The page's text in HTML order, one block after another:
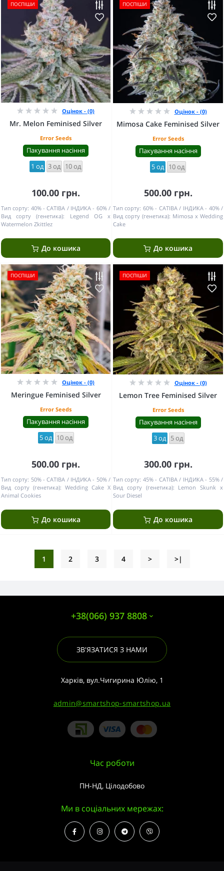
ПОСПІШИ
Оцінок - (0)
Mr. Melon Feminised Silver
Error Seeds
Пакування насіння
1 од 3 од 10 од
100.00 грн.
Тип сорту: 40% - САТІВА / ІНДИКА - 60%
Вид сорту (генетика):
Legend OG x
Watermelon Zkittlez
До кошика
ПОСПІШИ
Оцінок - (0)
Mimosa Cake Feminised Silver
Error Seeds
Пакування насіння
5 од 10 од
500.00 грн.
Тип сорту: 60% - САТІВА / ІНДИКА - 40%
Вид сорту (генетика): Mimosa x Wedding
Cake
До кошика
ПОСПІШИ
Оцінок - (0)
Meringue Feminised Silver
Error Seeds
Пакування насіння
5 од 10 од
500.00 грн.
Тип сорту: 50% - САТІВА / ІНДИКА - 50%
Вид сорту (генетика): Wedding Cake X
Animal Cookies
До кошика
ПОСПІШИ
Оцінок - (0)
Lemon Tree Feminised Silver
Error Seeds
Пакування насіння
3 од 5 од
300.00 грн.
Тип сорту: 45% - САТІВА / ІНДИКА - 55%
Вид сорту (генетика): Lemon Skunk x
Sour Diesel
До кошика
1 2 3 4 > >|
+38(066) 937 8808
ЗВ'ЯЗАТИСЯ З НАМИ
Харків, вул.Чигирина Юлію, 1
admin@smartshop-smartshop.ua
Час роботи
ПН-НД, Цілодобово
Ми в соціальних мережах: